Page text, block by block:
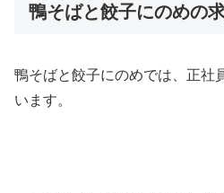
鴨そばと餃子にのめの
鴨そばと餃子にのめでは、正社
います。